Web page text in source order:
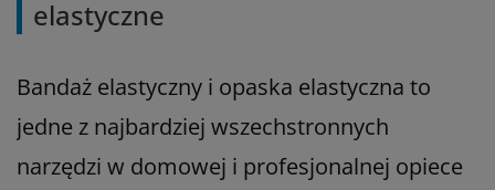
elastyczne
Bandaż elastyczny i opaska elastyczna to
jedne z najbardziej wszechstronnych
narzędzi w domowej i profesjonalnej opiece